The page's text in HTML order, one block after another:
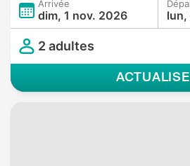
Arrivée
dim, 1 nov. 2026 lun,
2 adultes